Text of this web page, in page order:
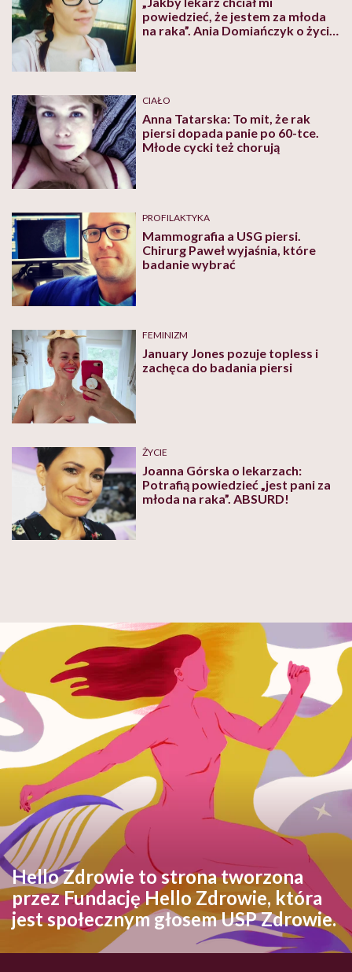
powiedzieć, że jestem za młoda
na raka”. Ania Domiańczyk o życiu
CIAŁO
Anna Tatarska: To mit, że rak
piersi dopada panie po 60-tce.
Młode cycki też chorują
PROFILAKTYKA
Mammografia a USG piersi.
Chirurg Paweł wyjaśnia, które
badanie wybrać
FEMINIZM
January Jones pozuje topless i
zachęca do badania piersi
ŻYCIE
Joanna Górska o lekarzach:
Potrafią powiedzieć „jest pani za
młoda na raka”. ABSURD!
Hello Zdrowie to strona tworzona
przez Fundację Hello Zdrowie, która
jest społecznym głosem USP Zdrowie.